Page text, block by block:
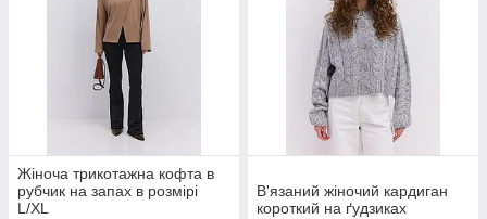
Жіноча трикотажна кофта в
рубчик на запах в розмірі
L/XL
В'язаний жіночий кардиган
короткий на ґудзиках